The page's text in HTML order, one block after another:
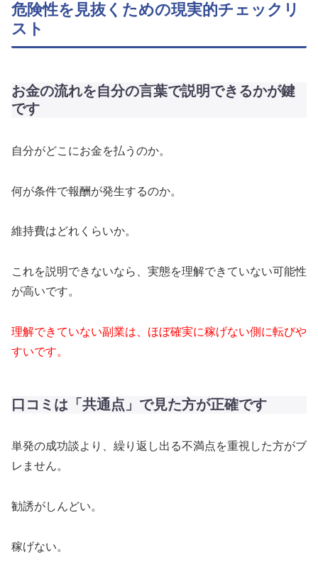
危険性を見抜くための現実的チェックリ
スト
お金の流れを自分の言葉で説明できるかが鍵
です
自分がどこにお金を払うのか。
何が条件で報酬が発生するのか。
維持費はどれくらいか。
これを説明できないなら、実態を理解できていない可能性
が高いです。
理解できていない副業は、ほぼ確実に稼げない側に転びや
すいです。
口コミは「共通点」で見た方が正確です
単発の成功談より、繰り返し出る不満点を重視した方がブ
レません。
勧誘がしんどい。
稼げない。